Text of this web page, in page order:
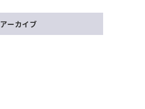
アーカイブ